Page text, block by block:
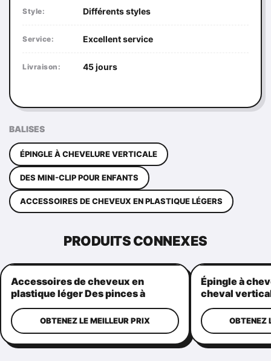
Style: Différents styles
Service: Excellent service
Livraison: 45 jours
BALISES
ÉPINGLE À CHEVELURE VERTICALE
DES MINI-CLIP POUR ENFANTS
ACCESSOIRES DE CHEVEUX EN PLASTIQUE LÉGERS
PRODUITS CONNEXES
Accessoires de cheveux en
plastique léger Des pinces à
griffes Pratique forme de
couronneOBTENEZ LE MEILLEUR PRIX
Épingle à
cheval
poignées de
pour femmes
OBTENEZ